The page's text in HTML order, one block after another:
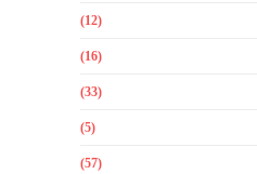
(12)
(16)
(33)
(5)
(57)